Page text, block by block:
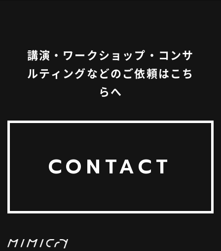
講演・ワークショップ・コンサ
ルティングなどのご依頼はこち
らへ
CONTACT